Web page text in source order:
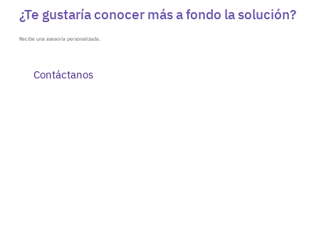
¿Te gustaría conocer más a fondo la solución?
Recibe una asesoría personalizada.
Contáctanos